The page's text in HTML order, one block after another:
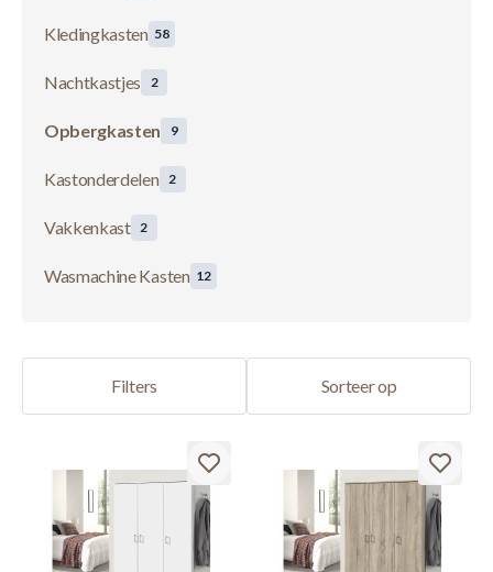
Kledingkasten 58
Nachtkastjes 2
Opbergkasten 9
Kastonderdelen 2
Vakkenkast 2
Wasmachine Kasten 12
Sorteer op
Filters